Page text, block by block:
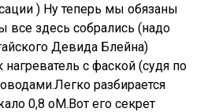
) Ну теперь мы обязаны
все здесь собрались (надо
Девида Блейна)
с фаской (судя по
разбирается
0,8 оМ.Вот его секрет